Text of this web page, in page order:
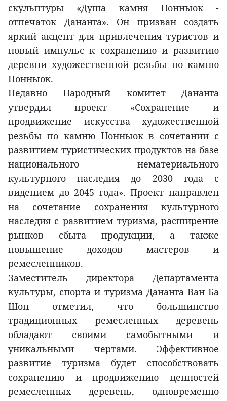
скульптуры «Душа камня Нонныок -
отпечаток Дананга». Он призван создать
яркий акцент для привлечения туристов и
новый импульс к сохранению и развитию
деревни художественной резьбы по камню
Нонныок.
Недавно Народный комитет Дананга
утвердил проект «Сохранение и
продвижение искусства художественной
резьбы по камню Нонныок в сочетании с
развитием туристических продуктов на базе
национального нематериального
культурного наследия до 2030 года с
видением до 2045 года». Проект направлен
на сочетание сохранения культурного
наследия с развитием туризма, расширение
рынков сбыта продукции, а также
повышение доходов мастеров и
ремесленников.
Заместитель директора Департамента
культуры, спорта и туризма Дананга Ван Ба
Шон отметил, что большинство
традиционных ремесленных деревень
обладают своими самобытными и
уникальными чертами. Эффективное
развитие туризма будет способствовать
сохранению и продвижению ценностей
ремесленных деревень, одновременно